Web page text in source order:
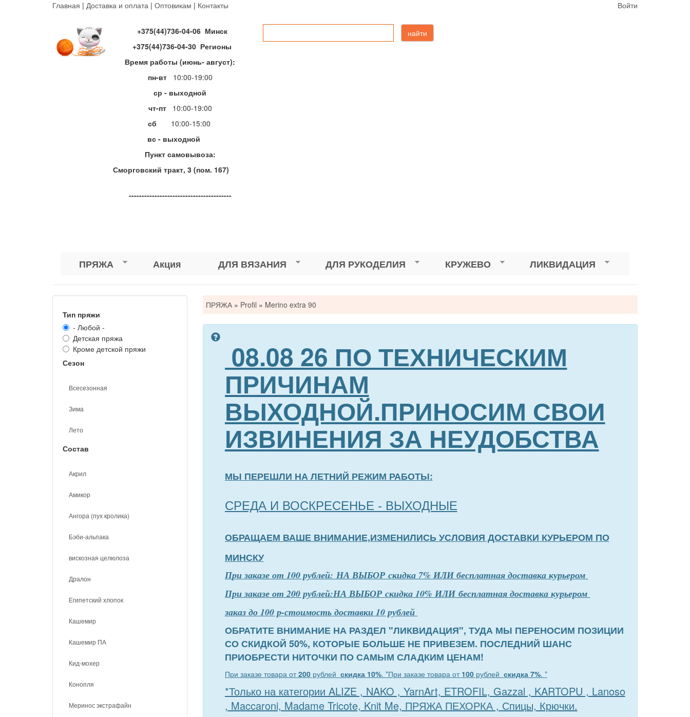
Главная | Доставка и оплата | Оптовикам | Контакты Войти
+375(44)736-04-06 Минск
+375(44)736-04-30 Регионы
Время работы (июнь- август):
пн-вт
10:00-19:00
ср - выходной
чт-пт 10:00-19:00
сб
10:00-15:00
вс - выходной
Пункт самовывоза:
Сморговский тракт, 3 (пом. 167)
----------------------------------------
найти
ПРЯЖА Акция ДЛЯ ВЯЗАНИЯ ДЛЯ РУКОДЕЛИЯ КРУЖЕВО ЛИКВИДАЦИЯ
Тип пряжи
- Любой -
Детская пряжа
Кроме детской пряжи
Сезон
Всесезонная
Зима
Лето
Состав
Акрил
Амикор
Ангора (пух кролика)
Бэби-альпака
вискозная целюлоза
Дралон
Египетский хлопок
Кашемир
Кашемир ПА
Кид-мохер
Конопля
Меринос экстрафайн
Вы
здесь
ПРЯЖА » Profil » Merino extra 90
08.08 26 ПО ТЕХНИЧЕСКИМ
ПРИЧИНАМ
ВЫХОДНОЙ.ПРИНОСИМ СВОИ
ИЗВИНЕНИЯ ЗА НЕУДОБСТВА
МЫ ПЕРЕШЛИ НА ЛЕТНИЙ РЕЖИМ РАБОТЫ:
СРЕДА И ВОСКРЕСЕНЬЕ - ВЫХОДНЫЕ
ОБРАЩАЕМ ВАШЕ ВНИМАНИЕ,ИЗМЕНИЛИСЬ УСЛОВИЯ ДОСТАВКИ КУРЬЕРОМ ПО
МИНСКУ
При заказе от 100 рублей: НА ВЫБОР скидка 7% ИЛИ бесплатная доставка курьером
При заказе от 200 рублей:НА ВЫБОР скидка 10% ИЛИ бесплатная доставка курьером
заказ до 100 р-стоимость доставки 10 рублей
ОБРАТИТЕ ВНИМАНИЕ НА РАЗДЕЛ "ЛИКВИДАЦИЯ", ТУДА МЫ ПЕРЕНОСИМ ПОЗИЦИИ
СО СКИДКОЙ 50%, КОТОРЫЕ БОЛЬШЕ НЕ ПРИВЕЗЕМ. ПОСЛЕДНИЙ ШАНС
ПРИОБРЕСТИ НИТОЧКИ ПО САМЫМ СЛАДКИМ ЦЕНАМ!
При заказе товара от200рублей скидка 10%. *При заказе товара от 100рублей скидка 7%. *
*Только на категории ALIZE , NAKO , YarnArt, ETROFIL, Gazzal , KARTOPU , Lanoso
, Maccaroni, Madame Tricote, Knit Me, ПРЯЖА ПЕХОРКА , Спицы, Крючки.